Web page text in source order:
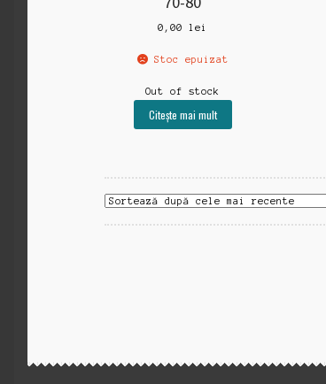
0,00lei
Stoc epuizat
Out of stock
Citește mai mult